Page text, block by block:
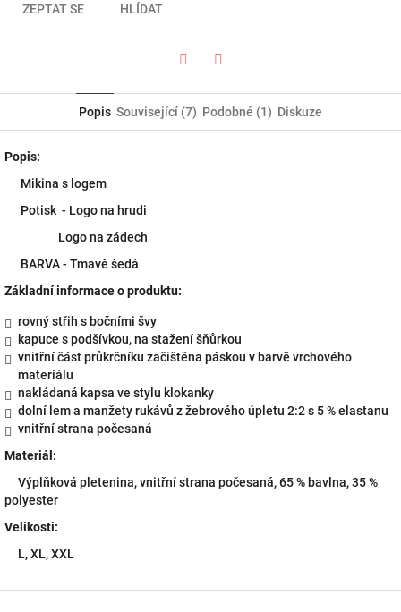
ZEPTAT SE HLÍDAT
Popis Související (7) Podobné (1) Diskuze
Popis:
Mikina s logem
Potisk - Logo na hrudi
Logo na zádech
BARVA - Tmavě šedá
Základní informace o produktu:
rovný střih s bočními švy
kapuce s podšívkou, na stažení šňůrkou
vnitřní část průkrčníku začištěna páskou v barvě vrchového
materiálu
nakládaná kapsa ve stylu klokanky
dolní lem a manžety rukávů z žebrového úpletu 2:2 s 5 % elastanu
vnitřní strana počesaná
Materiál:
Výplňková pletenina, vnitřní strana počesaná, 65 % bavlna, 35 %
polyester
Velikosti:
L, XL, XXL